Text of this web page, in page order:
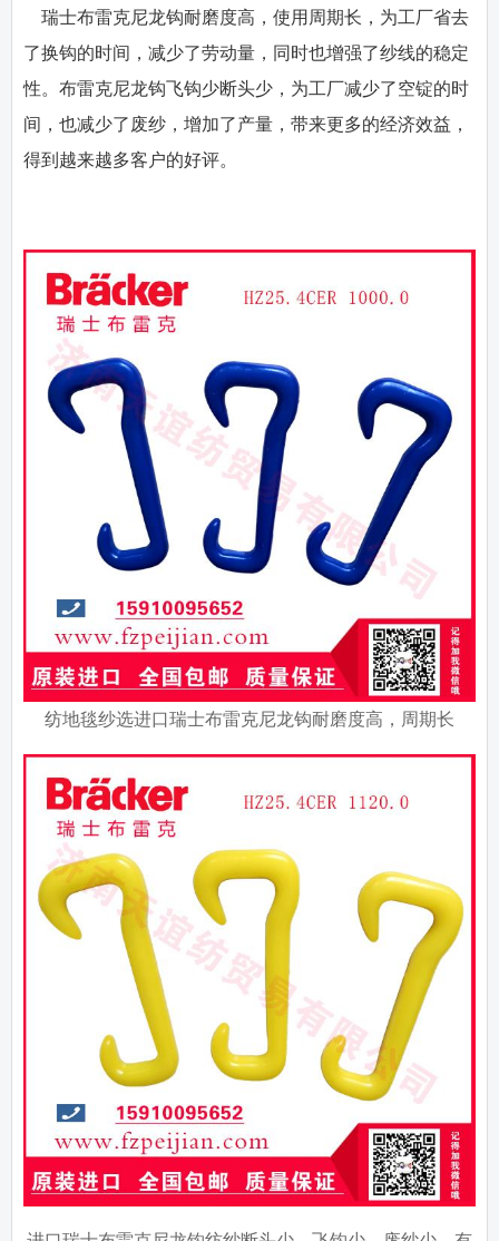
瑞士布雷克尼龙钩耐磨度高，使用周期长，为工厂省去
了换钩的时间，减少了劳动量，同时也增强了纱线的稳定
性。布雷克尼龙钩飞钩少断头少，为工厂减少了空锭的时
间，也减少了废纱，增加了产量，带来更多的经济效益，
得到越来越多客户的好评。
纺地毯纱选进口瑞士布雷克尼龙钩耐磨度高，周期长